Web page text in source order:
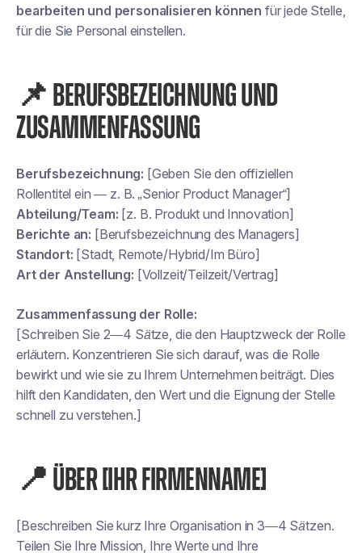
bearbeiten und personalisieren können für jede Stelle,
für die Sie Personal einstellen.
📌 BERUFSBEZEICHNUNG UND
ZUSAMMENFASSUNG
Berufsbezeichnung: [Geben Sie den offiziellen
Rollentitel ein — z. B. „Senior Product Manager“]
Abteilung/Team: [z. B. Produkt und Innovation]
Berichte an: [Berufsbezeichnung des Managers]
Standort: [Stadt, Remote/Hybrid/Im Büro]
Art der Anstellung: [Vollzeit/Teilzeit/Vertrag]
Zusammenfassung der Rolle:
[Schreiben Sie 2—4 Sätze, die den Hauptzweck der Rolle
erläutern. Konzentrieren Sie sich darauf, was die Rolle
bewirkt und wie sie zu Ihrem Unternehmen beiträgt. Dies
hilft den Kandidaten, den Wert und die Eignung der Stelle
schnell zu verstehen.]
📍 ÜBER [IHR FIRMENNAME]
[Beschreiben Sie kurz Ihre Organisation in 3—4 Sätzen.
Teilen Sie Ihre Mission, Ihre Werte und Ihre